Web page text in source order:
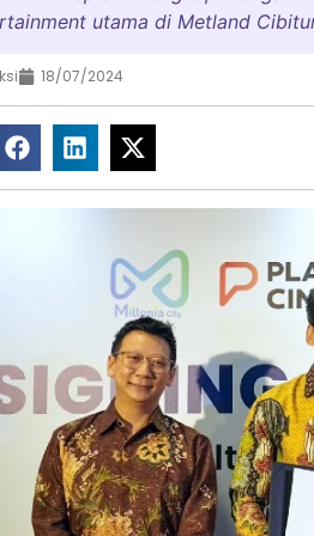
utama di Metland
18/07/2024